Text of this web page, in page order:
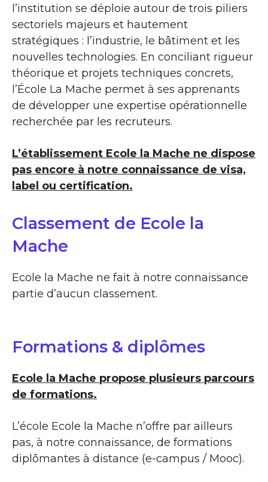
l’institution se déploie autour de trois piliers
sectoriels majeurs et hautement
stratégiques : l’industrie, le bâtiment et les
nouvelles technologies. En conciliant rigueur
théorique et projets techniques concrets,
l’École La Mache permet à ses apprenants
de développer une expertise opérationnelle
recherchée par les recruteurs.
L’établissement Ecole la Mache ne dispose
pas encore à notre connaissance de visa,
label ou certification.
Classement de Ecole la
Mache
Ecole la Mache ne fait à notre connaissance
partie d’aucun classement.
Formations & diplômes
Ecole la Mache propose plusieurs parcours
de formations.
L’école Ecole la Mache n’offre par ailleurs
pas, à notre connaissance, de formations
diplômantes à distance (e-campus / Mooc).